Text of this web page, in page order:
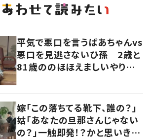
平気で悪口を言うばあちゃんvs
悪口を見逃さないひ孫 2歳と
81歳ののほほえましいやり取り
嫁「この落ちてる靴下、誰の？」
姑「あなたの旦那さんじゃない
の？」一触即発！？かと思いき